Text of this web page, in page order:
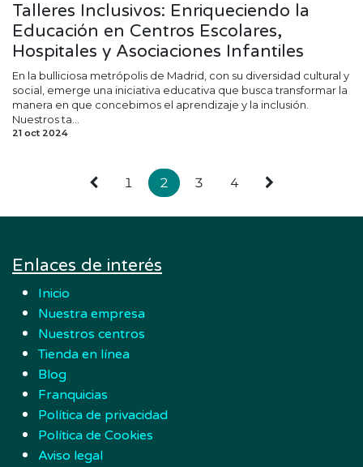
Talleres Inclusivos: Enriqueciendo la
Educación en Centros Escolares,
Hospitales y Asociaciones Infantiles
En la bulliciosa metrópolis de Madrid, con su diversidad cultural y
social, emerge una iniciativa educativa que busca transformar la
manera en que concebimos el aprendizaje y la inclusión.
Nuestros ta...
21 oct 2024
1 2 3 4
Enlaces de interés
Inicio
Nuestra empresa
Nuestros centros
Tienda en línea
Blog
Franquicias
Política de privacidad
Política de Cookies
Aviso legal